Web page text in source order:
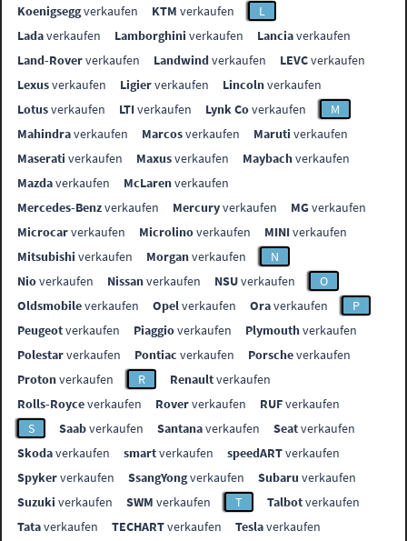
Koenigseggverkaufen KTM verkaufen
L
Ladaverkaufen Lamborghini verkaufen Lanciaverkaufen
Land-Roververkaufen Landwindverkaufen LEVCverkaufen
Lexusverkaufen Ligierverkaufen Lincolnverkaufen
Lotusverkaufen LTIverkaufen Lynk Coverkaufen
M
Mahindraverkaufen Marcosverkaufen Maruti verkaufen
Maserati verkaufen Maxusverkaufen Maybachverkaufen
Mazdaverkaufen McLarenverkaufen
Mercedes-Benzverkaufen Mercuryverkaufen MGverkaufen
Microcarverkaufen Microlinoverkaufen MINIverkaufen
Mitsubishi verkaufen Morganverkaufen
N
Nioverkaufen Nissanverkaufen NSUverkaufen
O
Oldsmobileverkaufen Opelverkaufen Oraverkaufen
P
Peugeotverkaufen Piaggioverkaufen Plymouthverkaufen
Polestarverkaufen Pontiac verkaufen Porscheverkaufen
Protonverkaufen R Renaultverkaufen
Rolls-Royceverkaufen Roververkaufen RUFverkaufen
S
Saabverkaufen Santanaverkaufen Seatverkaufen
Skodaverkaufen smartverkaufen speedARTverkaufen
Spykerverkaufen SsangYongverkaufen Subaru verkaufen
Suzuki verkaufen SWM verkaufen T Talbotverkaufen
Tataverkaufen TECHARTverkaufen Teslaverkaufen